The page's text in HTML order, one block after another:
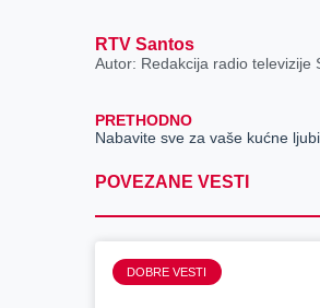
RTV Santos
Autor: Redakcija radio televizije
PRETHODNO
Nabavite sve za vaše kućne
POVEZANE VESTI
DOBRE VESTI